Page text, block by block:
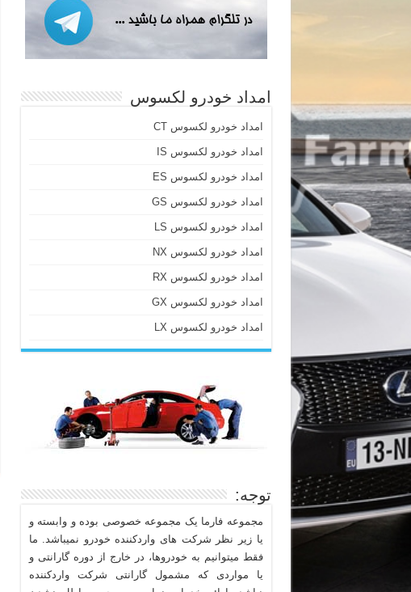
امداد خودرو لکسوس
امداد خودرو لکسوس CT
امداد خودرو لکسوس IS
امداد خودرو لکسوس ES
امداد خودرو لکسوس GS
امداد خودرو لکسوس LS
امداد خودرو لکسوس NX
امداد خودرو لکسوس RX
امداد خودرو لکسوس GX
امداد خودرو لکسوس LX
توجه:
مجموعه فارما یک مجموعه خصوصی بوده و وابسته و
یا زیر نظر شرکت های واردکننده خودرو نمیباشد. ما
فقط میتوانیم به خودروها، در خارج از دوره گارانتی و
یا مواردی که مشمول گارانتی شرکت واردکننده